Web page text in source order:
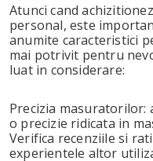
Atunci cand
personal, este
anumite caracteristici
mai potrivit pentru
luat in considerare:
Precizia
o precizie ridicata in
Verifica recenziile si
experientele altor